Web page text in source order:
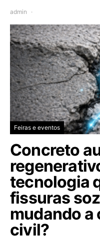
admin
Feiras e eventos
Concreto
tecnologia
fissuras
mudando
civil?